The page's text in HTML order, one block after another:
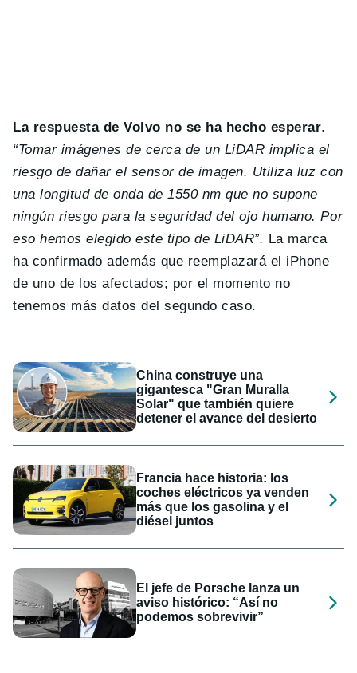
La respuesta de Volvo no se ha hecho esperar.
“Tomar imágenes de cerca de un LiDAR implica el
riesgo de dañar el sensor de imagen. Utiliza luz con
una longitud de onda de 1550 nm que no supone
ningún riesgo para la seguridad del ojo humano. Por
eso hemos elegido este tipo de LiDAR”. La marca
ha confirmado además que reemplazará el iPhone
de uno de los afectados; por el momento no
tenemos más datos del segundo caso.
China construye una
gigantesca "Gran Muralla
Solar" que también quiere
detener el avance del desierto
Francia hace historia: los
coches eléctricos ya venden
más que los gasolina y el
diésel juntos
El jefe de Porsche lanza un
aviso histórico: “Así no
podemos sobrevivir”